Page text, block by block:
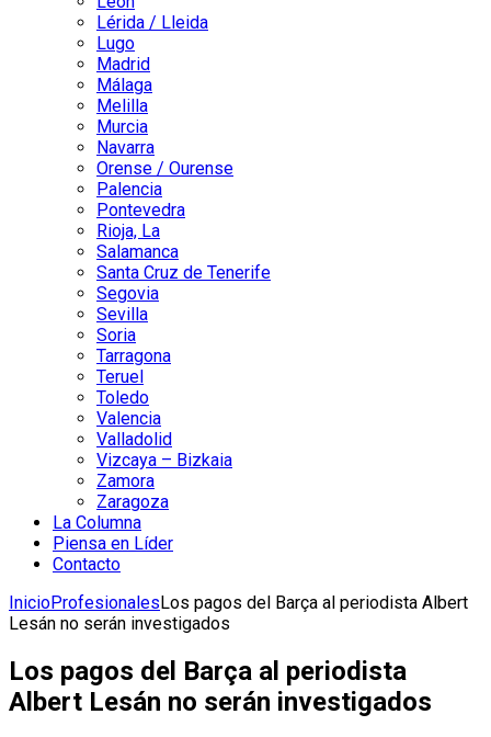
Lérida / Lleida
Lugo
Madrid
Málaga
Melilla
Murcia
Navarra
Orense / Ourense
Palencia
Pontevedra
Rioja, La
Salamanca
Santa Cruz de Tenerife
Segovia
Sevilla
Soria
Tarragona
Teruel
Toledo
Valencia
Valladolid
Vizcaya – Bizkaia
Zamora
Zaragoza
La Columna
Piensa en Líder
Contacto
InicioProfesionalesLos pagos del Barça al periodista Albert
Lesán no serán investigados
Los pagos del Barça al periodista
Albert Lesán no serán investigados